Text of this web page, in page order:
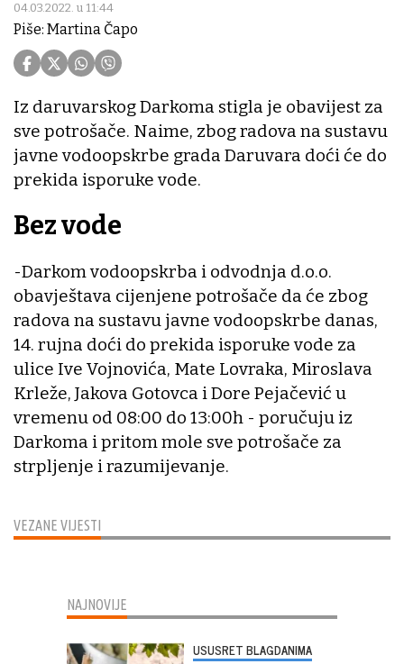
04.03.2022. u 11:44
Piše: Martina Čapo
VEZANE VIJESTI
Iz daruvarskog Darkoma stigla je obavijest za
sve potrošače. Naime, zbog radova na sustavu
javne vodoopskrbe grada Daruvara doći će do
prekida isporuke vode.
Bez vode
-Darkom vodoopskrba i odvodnja d.o.o.
obavještava cijenjene potrošače da će zbog
radova na sustavu javne vodoopskrbe danas,
14. rujna doći do prekida isporuke vode za
ulice Ive Vojnovića, Mate Lovraka, Miroslava
Krleže, Jakova Gotovca i Dore Pejačević u
vremenu od 08:00 do 13:00h - poručuju iz
Darkoma i pritom mole sve potrošače za
strpljenje i razumijevanje.
NAJNOVIJE
USUSRET BLAGDANIMA